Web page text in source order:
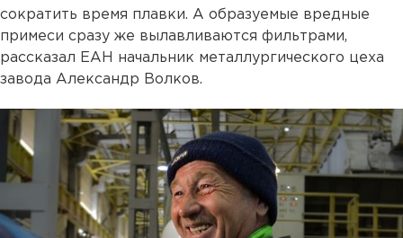
сократить время плавки. А образуемые вредные
примеси сразу же вылавливаются фильтрами,
рассказал ЕАН начальник металлургического цеха
завода Александр Волков.